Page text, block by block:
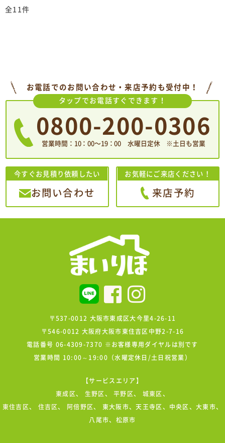
全11件
お電話でのお問い合わせ・来店予約も受付中！
タップでお電話すぐできます！
0800-200-0306
営業時間：10：00〜19：00 水曜日定休 ※土日も営業
今すぐお見積り依頼したい
お問い合わせ
お気軽にご来店ください！
来店予約
〒537-0012 大阪市東成区大今里4-26-11
〒546-0012 大阪府大阪市東住吉区中野2-7-16
電話番号 06-4309-7370 ※お客様専用ダイヤルは別です
営業時間 10:00～19:00（水曜定休日/土日祝営業）
【サービスエリア】
東成区、 生野区 、平野区、 城東区 、
東住吉区、 住吉区、 阿倍野区、 東大阪市、天王寺区、中央区、大東市、
八尾市、松原市